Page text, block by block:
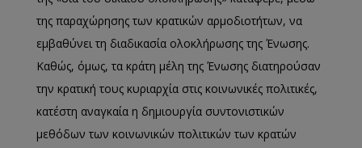
της παραχώρησης των κρατικών αρμοδιοτήτων, να
εμβαθύνει τη διαδικασία ολοκλήρωσης της Ένωσης.
Καθώς, όμως, τα κράτη μέλη της Ένωσης διατηρούσαν
την κρατική τους κυριαρχία στις κοινωνικές πολιτικές,
κατέστη αναγκαία η δημιουργία συντονιστικών
μεθόδων των κοινωνικών πολιτικών των κρατών